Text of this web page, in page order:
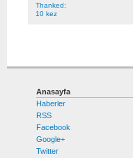
Thanked:
10 kez
Anasayfa
Haberler
RSS
Facebook
Google+
Twitter